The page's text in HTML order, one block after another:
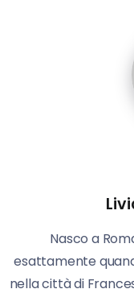
Nasco a
esattamente
nella città di